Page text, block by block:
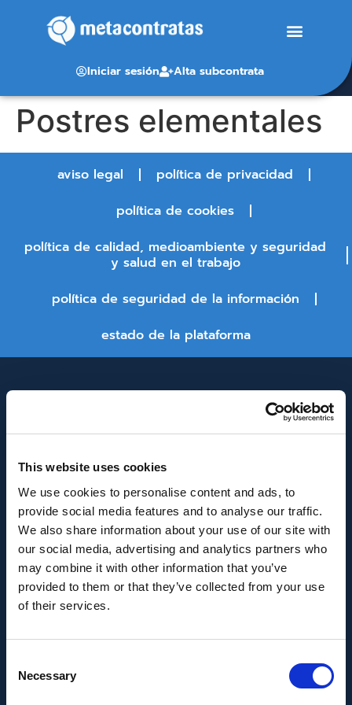
This website uses cookies
We use cookies to personalise content and ads, to
provide social media features and to analyse our traffic.
We also share information about your use of our site with
our social media, advertising and analytics partners who
may combine it with other information that you’ve
provided to them or that they’ve collected from your use
of their services.
Selection
Necessary
Iniciar sesión Alta subcontrata
Postres elementales
aviso legal
política de privacidad
política de cookies
política de calidad, medioambiente y seguridad
y salud en el trabajo
política de seguridad de la información
estado de la plataforma
INNOVACIÓN Y DESARROLLO DE ANDALUCÍA
IDEA
Se ha recibido un incentivo de la Agencia de
Innovación y Desarrollo de Andalucía IDEA, de la
Junta de Andalucía, por un importe de
Europea a través del Fondo Europeo de
Desarrollo Regional, FEDER para la realización del
proyecto AMPLIACIÓN DE CAPACIDAD DE